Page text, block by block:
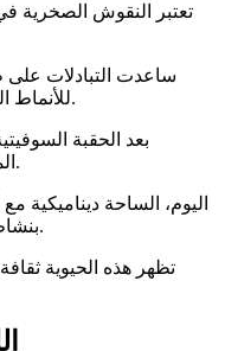
تعتبر النقوش الصخرية
ساعدت التبادلات
للأنماط النباتية الواقعية ذروتها في عهد الصفويين.
بعد الحقبة
المفاهيمي والتركيبات.
اليوم، الساحة ديناميكية
.
تظهر هذه الحيوية